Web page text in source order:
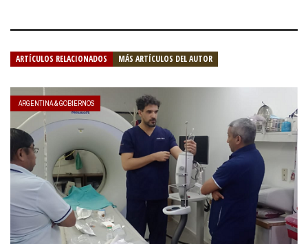
ARTÍCULOS RELACIONADOS MÁS ARTÍCULOS DEL AUTOR
ARGENTINA & GOBIERNOS